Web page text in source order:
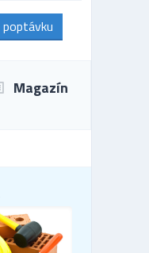
poptávku
Magazín